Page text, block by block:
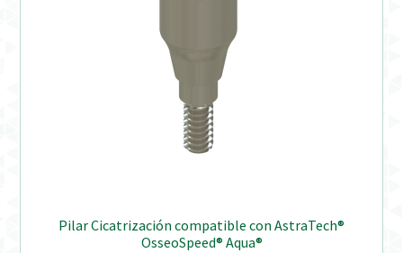
Pilar Cicatrización compatible con AstraTech®
OsseoSpeed® Aqua®